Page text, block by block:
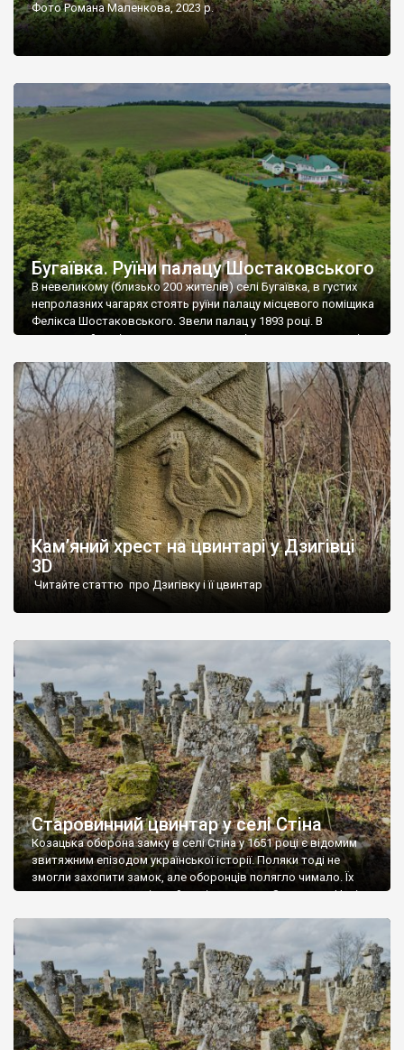
Фото Романа Маленкова, 2023 р.
Бугаївка. Руїни палацу Шостаковського
В невеликому (близько 200 жителів) селі Бугаївка, в густих
непролазних чагарях стоять руїни палацу місцевого поміщика
Фелікса Шостаковського. Звели палац у 1893 році. В
радянський період у ньому спочатку містилася школа, потім
століття тут розмістили туберкульозну лікарню. Коли із
палацу виїхала лікарня – ми точно не […]
Кам’яний хрест на цвинтарі у Дзигівці
3D
Читайте статтю про Дзигівку і її цвинтар
Старовинний цвинтар у селі Стіна
Козацька оборона замку в селі Стіна у 1651 році є відомим
звитяжним епізодом української історії. Поляки тоді не
змогли захопити замок, але оборонців полягло чимало. Їх
поховали на цвинтарі, який тоді називався Замковим. Нині на
ньому чимало хрестів 19 століття, є такі, де епітафії стер […]